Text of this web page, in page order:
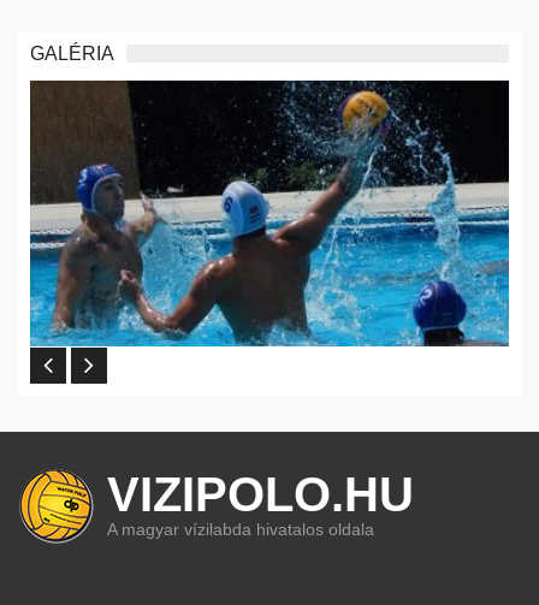
GALÉRIA
VIZIPOLO.HU
A magyar vízilabda hivatalos oldala